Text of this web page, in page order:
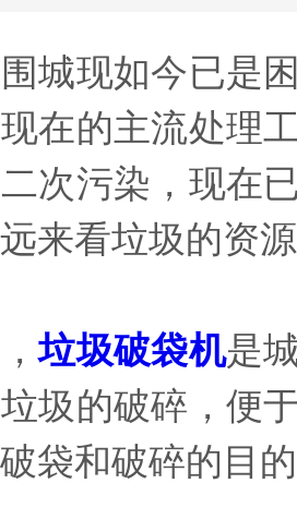
现如今已是困
在的主流处理
次污染，现在
来看垃圾的资
垃圾破袋机是
圾的破碎，便
袋和破碎的目